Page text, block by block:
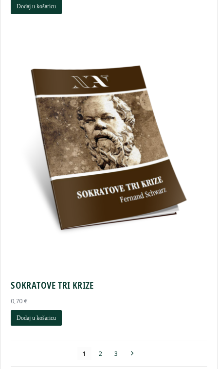
Dodaj u košaricu
SOKRATOVE TRI KRIZE
0,70€
Dodaj u košaricu
1 2 3